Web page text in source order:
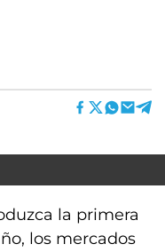
la primera
los mercados